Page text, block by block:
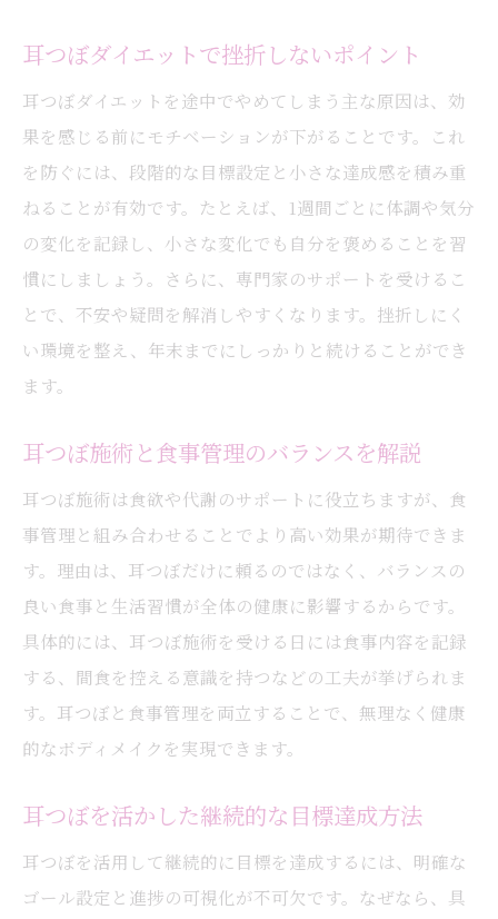
耳つぼダイエットで挫折しないポイント
耳つぼダイエットを途中でやめてしまう主な原因は、効
果を感じる前にモチベーションが下がることです。これ
を防ぐには、段階的な目標設定と小さな達成感を積み重
ねることが有効です。たとえば、1週間ごとに体調や気分
の変化を記録し、小さな変化でも自分を褒めることを習
慣にしましょう。さらに、専門家のサポートを受けるこ
とで、不安や疑問を解消しやすくなります。挫折しにく
い環境を整え、年末までにしっかりと続けることができ
ます。
耳つぼ施術と食事管理のバランスを解説
耳つぼ施術は食欲や代謝のサポートに役立ちますが、食
事管理と組み合わせることでより高い効果が期待できま
す。理由は、耳つぼだけに頼るのではなく、バランスの
良い食事と生活習慣が全体の健康に影響するからです。
具体的には、耳つぼ施術を受ける日には食事内容を記録
する、間食を控える意識を持つなどの工夫が挙げられま
す。耳つぼと食事管理を両立することで、無理なく健康
的なボディメイクを実現できます。
耳つぼを活かした継続的な目標達成方法
耳つぼを活用して継続的に目標を達成するには、明確な
ゴール設定と進捗の可視化が不可欠です。なぜなら、具